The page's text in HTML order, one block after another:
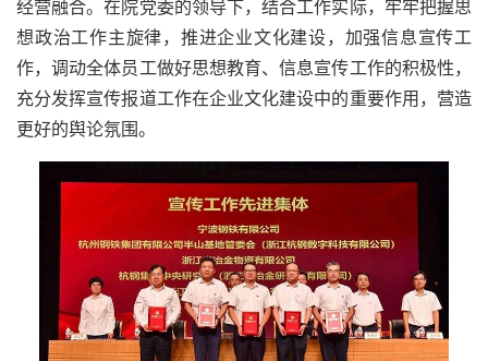
经营融合。在院党委的领导下，结合工作实际，牢牢把握思
想政治工作主旋律，推进企业文化建设，加强信息宣传工
作，调动全体员工做好思想教育、信息宣传工作的积极性，
充分发挥宣传报道工作在企业文化建设中的重要作用，营造
更好的舆论氛围。